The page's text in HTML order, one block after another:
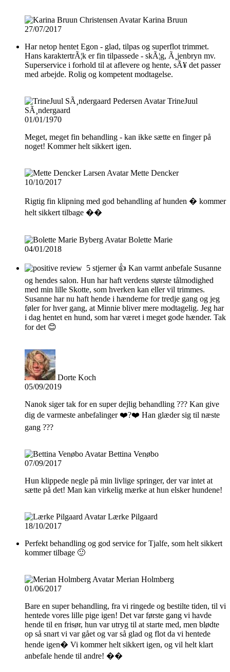
Karina Bruun
27/07/2017
Har netop hentet Egon - glad, tilpas og superflot trimmet.
Hans karaktertrÃ¦k er fin tilpassede - skÃ¦g, Ã¸jenbryn mv.
Superservice i forhold til at aflevere og hente, sÃ¥ det passer
med arbejde. Rolig og kompetent modtagelse.
TrineJuul
SÃ¸ndergaard
01/01/1970
Meget, meget fin behandling - kan ikke sætte en finger på
noget! Kommer helt sikkert igen.
Mette Dencker
10/10/2017
Rigtig fin klipning med god behandling af hunden � kommer
helt sikkert tilbage ��
Bolette Marie
04/01/2018
5 stjerner 👍 Kan varmt anbefale Susanne
og hendes salon. Hun har haft verdens største tålmodighed
med min lille Skotte, som hverken kan eller vil trimmes.
Susanne har nu haft hende i hænderne for tredje gang og jeg
føler for hver gang, at Minnie bliver mere modtagelig. Jeg har
i dag hentet en hund, som har været i meget gode hænder. Tak
for det 😊
Dorte Koch
05/09/2019
Nanok siger tak for en super dejlig behandling ??? Kan give
dig de varmeste anbefalinger ❤️?❤️ Han glæder sig til næste
gang ???
Bettina Venøbo
07/09/2017
Hun klippede negle på min livlige springer, der var intet at
sætte på det! Man kan virkelig mærke at hun elsker hundene!
Lærke Pilgaard
18/10/2017
Perfekt behandling og god service for Tjalfe, som helt sikkert
kommer tilbage 🙂
Merian Holmberg
01/06/2017
Bare en super behandling, fra vi ringede og bestilte tiden, til vi
hentede vores lille pige igen! Det var første gang vi havde
hende til en frisør, hun var utryg til at starte med, men blødte
op så snart vi var gået og var så glad og flot da vi hentede
hende igen� Vi kommer helt sikkert igen, og vil helt klart
anbefale hende til andre! ��